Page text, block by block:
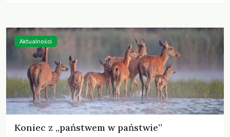
Koniec z „państwem w państwie”
Aktualności